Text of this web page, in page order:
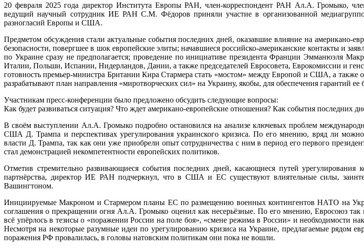
20 февраля 2025 года директор Института Европы РАН, член-корреспондент РАН Ал.А. Громыко,
ведущий научный сотрудник ИЕ РАН С.М. Фёдоров приняли участие в организованной
разногласий Европы и США.
Предметом обсуждения стали актуальные события последних дней, оказавшие влияние на
безопасности, повергшее в шок европейские элиты; начавшиеся российско-американские контакты и
по Украине сразу не предполагается; проведение по инициативе президента Франции Эмманюэля
Италии, Польши, Испании, Нидерландов, Дании, а также председателей Евросовета, Еврокомиссии и
готовность премьер-министра Британии Кира Стармера стать «мостом» между Европой и США, а также
разрабатывают план направления «миротворческих сил» на Украину, якобы, для обеспечения гарантий ее
Участникам пресс-конференции было предложено обсудить следующие вопросы:
Как будет развиваться ситуация? Что ждет американо-европейские отношения? Как события последних
В своём выступлении Ал.А. Громыко подробно остановился на анализе ключевых проблем
США Д. Трампа и перспективах урегулирования украинского кризиса. По его мнению, вряд ли
власти Д. Трампа, так как они уже приобрели опыт сотрудничества с ним в период его первого
стал демонстрацией некомпетентности европейских политиков.
Отметив стремительно развивающиеся события последних дней, касающиеся путей урегулирования
партнёрства, директор ИЕ РАН подчеркнул, что в США и ЕС существуют влиятельные силы,
Вашингтоном.
Инициируемые Макроном и Стармером планы ЕС по размещению военных контингентов НАТО на
соглашения о прекращении огня Ал.А. Громыко оценил как несерьёзные. По его мнению, Евросоюз так
всё упёрлось в тезисы о «поражении России на поле боя», «смене режима в России» и необходимости
Несмотря на некоторые разумные идеи по урегулированию кризиса на Украине, предлагаемые рядом
поражения РФ провалилась, в головы натовским политикам они пока не вошли.